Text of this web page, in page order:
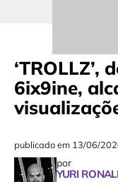
‘TROLLZ’,
6ix9ine,
publicado em 13/06/
por
YURI